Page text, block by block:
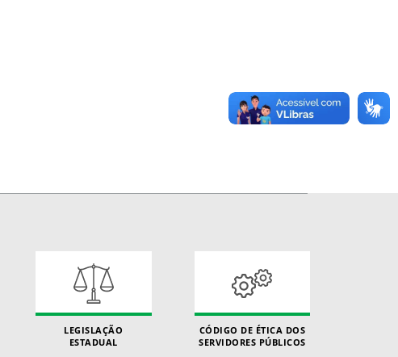
LEGISLAÇÃO
ESTADUAL
CÓDIGO DE ÉTICA DOS
SERVIDORES PÚBLICOS